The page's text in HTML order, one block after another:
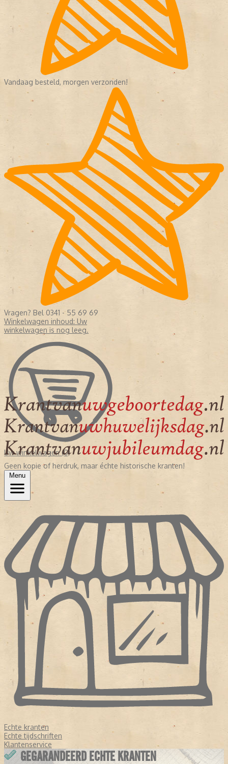
Vandaag besteld, morgen verzonden!
Vragen? Bel 0341 - 55 69 69
Winkelwagen inhoud: Uw
winkelwagen is nog leeg.
Uw winkelwagen (0)
Geen kopie of herdruk, maar échte historische kranten!
Menu
Echte kranten
Echte tijdschriften
Klantenservice
GEGARANDEERD ECHTE KRANTEN